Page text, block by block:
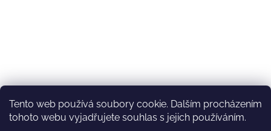
Tento web používá soubory cookie. Dalším procházením
tohoto webu vyjadřujete souhlas s jejich používáním.